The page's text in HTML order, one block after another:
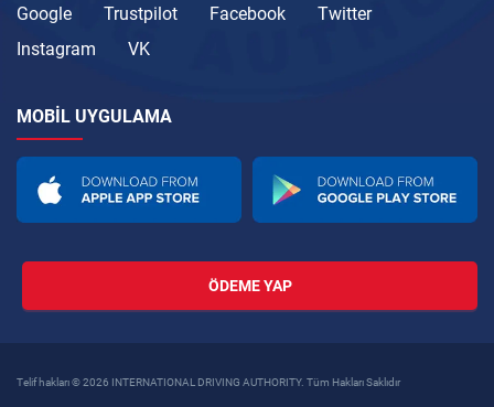
Google Trustpilot Facebook
Twitter
Instagram
VK
MOBIL UYGULAMA
ÖDEME YAP
Telif hakları © 2026 INTERNATIONAL DRIVING AUTHORITY. Tüm Hakları Saklıdır